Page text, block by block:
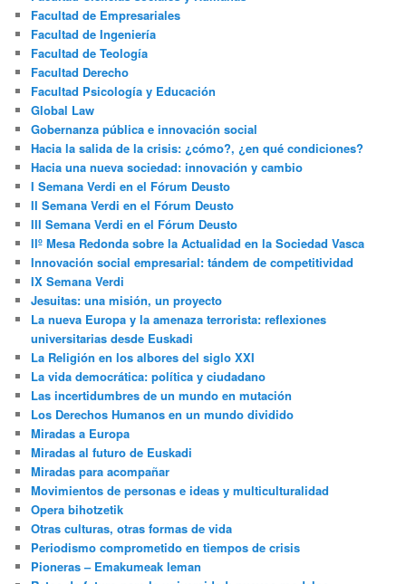
Facultad de Empresariales
Facultad de Ingeniería
Facultad de Teología
Facultad Derecho
Facultad Psicología y Educación
Global Law
Gobernanza pública e innovación social
Hacia la salida de la crisis: ¿cómo?, ¿en qué condiciones?
Hacia una nueva sociedad: innovación y cambio
I Semana Verdi en el Fórum Deusto
II Semana Verdi en el Fórum Deusto
III Semana Verdi en el Fórum Deusto
IIº Mesa Redonda sobre la Actualidad en la Sociedad Vasca
Innovación social empresarial: tándem de competitividad
IX Semana Verdi
Jesuitas: una misión, un proyecto
La nueva Europa y la amenaza terrorista: reflexiones
universitarias desde Euskadi
La Religión en los albores del siglo XXI
La vida democrática: política y ciudadano
Las incertidumbres de un mundo en mutación
Los Derechos Humanos en un mundo dividido
Miradas a Europa
Miradas al futuro de Euskadi
Miradas para acompañar
Movimientos de personas e ideas y multiculturalidad
Opera bihotzetik
Otras culturas, otras formas de vida
Periodismo comprometido en tiempos de crisis
Pioneras – Emakumeak leman